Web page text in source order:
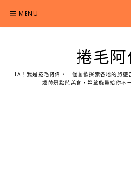
content
MENU
捲毛阿
HA！我是捲毛阿偉，一個喜歡探索各地的旅遊
過的景點與美食，希望能帶給你不